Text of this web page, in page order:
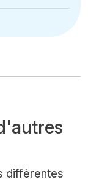
différentes